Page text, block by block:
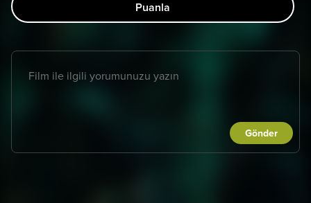
Puanla
Gönder